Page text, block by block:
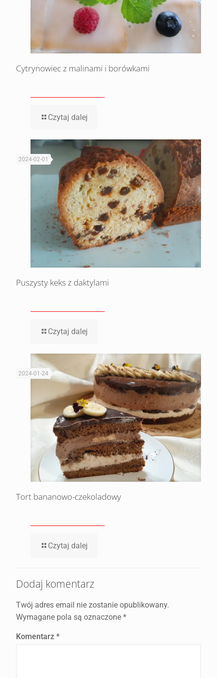
Cytrynowiec z malinami i borówkami
Czytaj dalej
2024-02-01
Puszysty keks z daktylami
Czytaj dalej
2024-01-24
Tort bananowo-czekoladowy
Czytaj dalej
Dodaj komentarz
Twój adres email nie zostanie opublikowany.
Wymagane pola są oznaczone *
Komentarz *